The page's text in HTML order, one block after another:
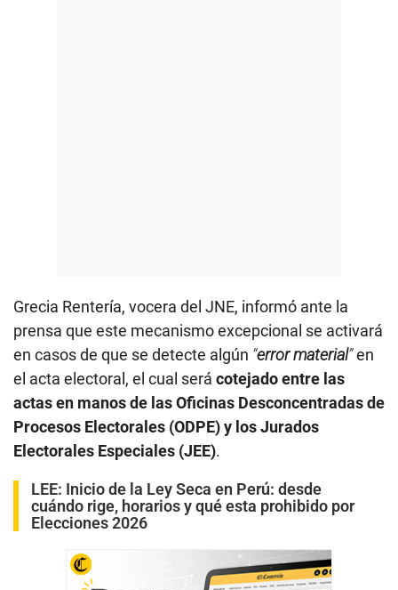
Grecia Rentería, vocera del JNE, informó ante la
prensa que este mecanismo excepcional se activará
en casos de que se detecte algún “error material”en
el acta electoral, el cual será cotejado entre las
actas en manos de las Oficinas Desconcentradas de
Procesos Electorales (ODPE) y los Jurados
Electorales Especiales (JEE).
LEE: Inicio de la Ley Seca en Perú: desde
cuándo rige, horarios y qué esta prohibido por
Elecciones 2026